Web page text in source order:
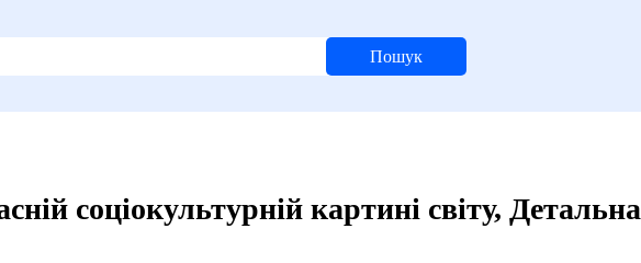
Пошук
соціокультурній картині світу, Детальна